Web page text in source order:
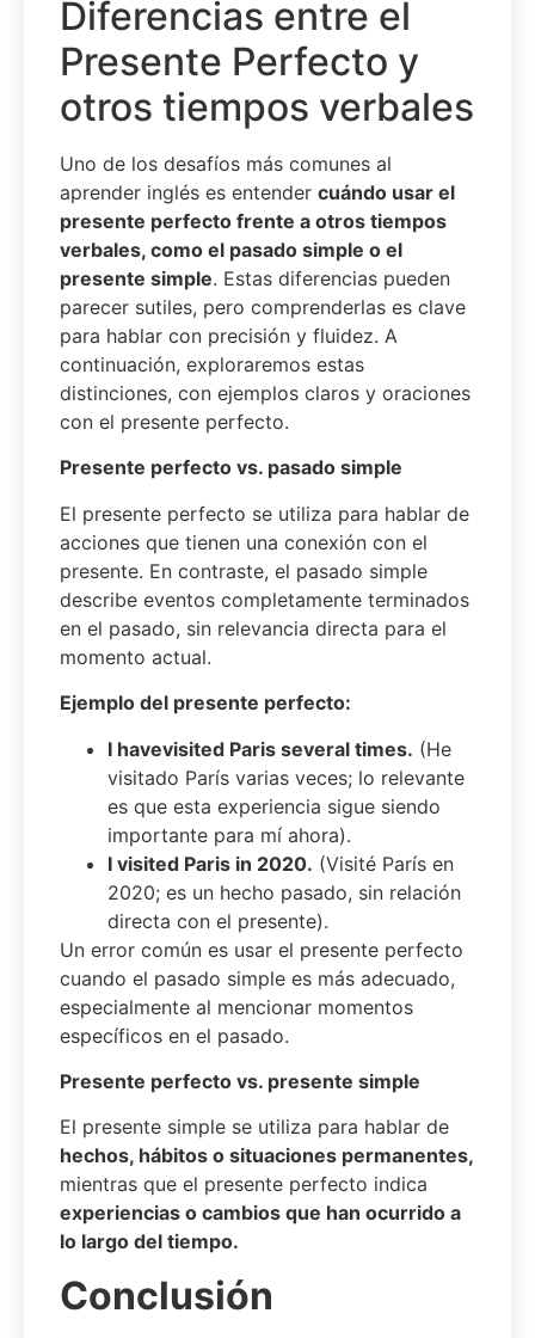
Diferencias entre el
Presente Perfecto y
otros tiempos verbales
Uno de los desafíos más comunes al
aprender inglés es entender cuándo usar el
presente perfecto frente a otros tiempos
verbales, como el pasado simple o el
presente simple. Estas diferencias pueden
parecer sutiles, pero comprenderlas es clave
para hablar con precisión y fluidez. A
continuación, exploraremos estas
distinciones, con ejemplos claros y oraciones
con el presente perfecto.
Presente perfecto vs. pasado simple
El presente perfecto se utiliza para hablar de
acciones que tienen una conexión con el
presente. En contraste, el pasado simple
describe eventos completamente terminados
en el pasado, sin relevancia directa para el
momento actual.
Ejemplo del presente perfecto:
I havevisited Paris several times. (He
visitado París varias veces; lo relevante
es que esta experiencia sigue siendo
importante para mí ahora).
I visited Paris in 2020. (Visité París en
2020; es un hecho pasado, sin relación
directa con el presente).
Un error común es usar el presente perfecto
cuando el pasado simple es más adecuado,
especialmente al mencionar momentos
específicos en el pasado.
Presente perfecto vs. presente simple
El presente simple se utiliza para hablar de
hechos, hábitos o situaciones permanentes,
mientras que el presente perfecto indica
experiencias o cambios que han ocurrido a
lo largo del tiempo.
Conclusión